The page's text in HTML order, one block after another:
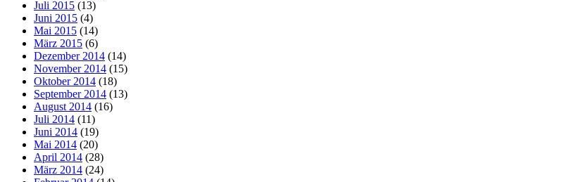
Juli 2015 (13)
Juni 2015 (4)
Mai 2015 (14)
März 2015 (6)
Dezember 2014 (14)
November 2014 (15)
Oktober 2014 (18)
September 2014 (13)
August 2014 (16)
Juli 2014 (11)
Juni 2014 (19)
Mai 2014 (20)
April 2014 (28)
März 2014 (24)